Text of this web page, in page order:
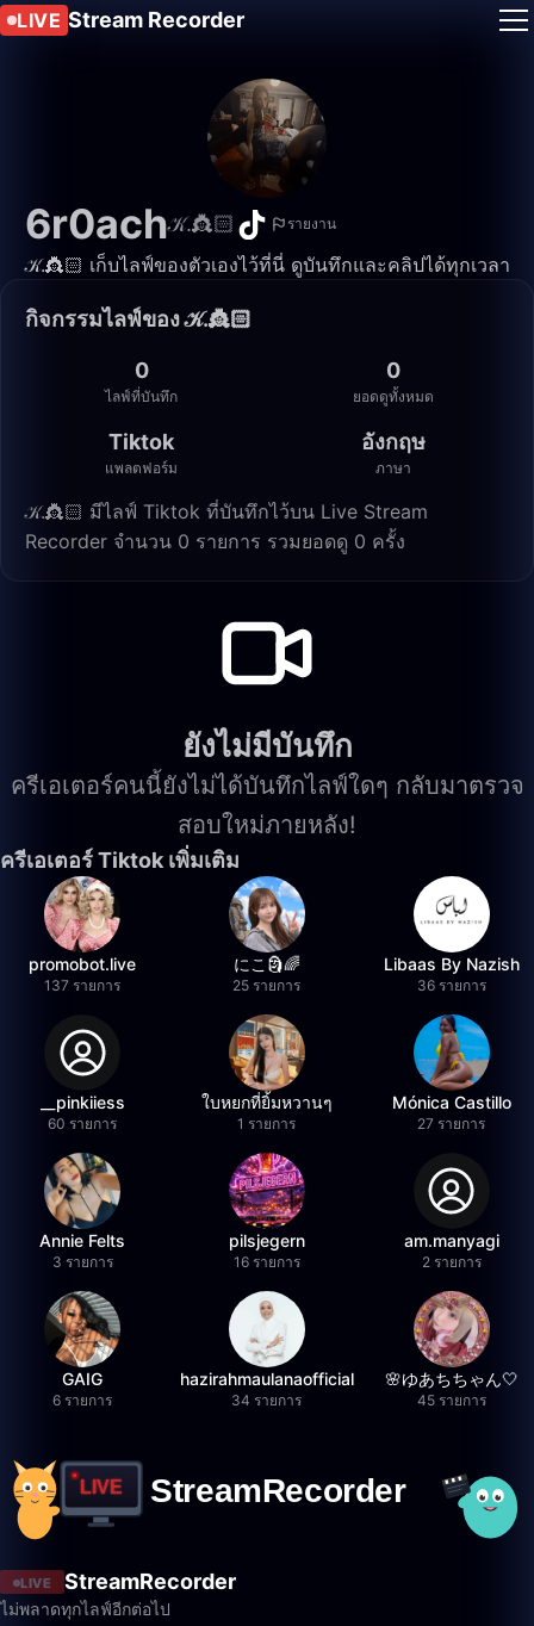
LIVE Stream Recorder
6r0ach𝒦.👸🏻 รายงาน
𝒦.👸🏻 เก็บไลฟ์ของตัวเองไว้ที่นี่ ดูบันทึกและคลิปได้ทุกเวลา
กิจกรรมไลฟ์ของ 𝒦.👸🏻
0
ไลฟ์ที่บันทึก
0
ยอดดูทั้งหมด
Tiktok
แพลตฟอร์ม
อังกฤษ
ภาษา
𝒦.👸🏻 มีไลฟ์ Tiktok ที่บันทึกไว้บน Live Stream
Recorder จำนวน 0 รายการ รวมยอดดู 0 ครั้ง
ยังไม่มีบันทึก
ครีเอเตอร์คนนี้ยังไม่ได้บันทึกไลฟ์ใดๆ กลับมาตรวจ
สอบใหม่ภายหลัง!
ครีเอเตอร์ Tiktok เพิ่มเติม
promobot.live
137 รายการ
にこ🗿🌈
25 รายการ
Libaas By Nazish
36 รายการ
__pinkiiess
60 รายการ
ใบหยกที่ยิ้มหวานๆ
1 รายการ
Mónica Castillo
27 รายการ
Annie Felts
3 รายการ
pilsjegern
16 รายการ
am.manyagi
2 รายการ
GAIG
6 รายการ
hazirahmaulanaofficial
34 รายการ
🌸ゆあちちゃん🤍
45 รายการ
LIVE StreamRecorder
ไม่พลาดทุกไลฟ์อีกต่อไป